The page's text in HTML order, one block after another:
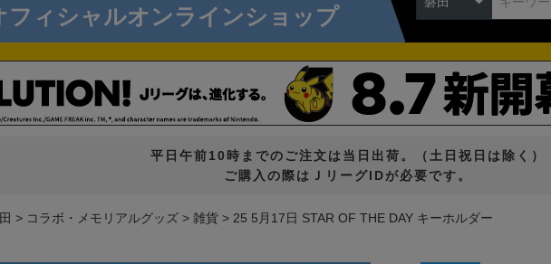
フィシャルオンラインショップ
平日午前10時までのご注文は当日出荷。（土日祝日は除く）
ご購入の際はＪリーグIDが必要です。
コラボ・メモリアルグッズ 雑貨 25 5月17日 STAR OF THE DAY キーホルダー